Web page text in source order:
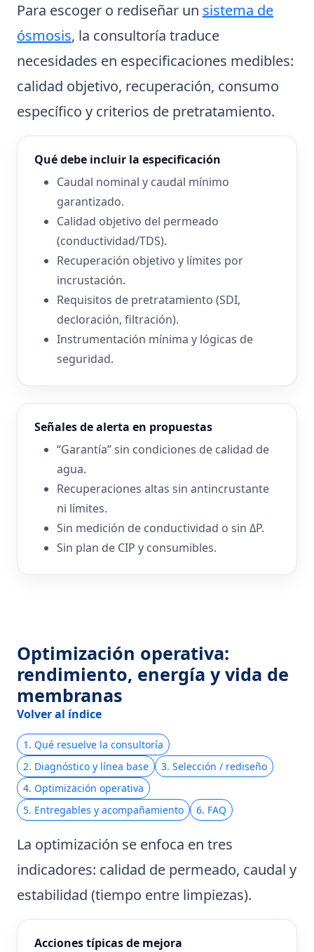
Para escoger o rediseñar un sistema de
ósmosis, la consultoría traduce
necesidades en especificaciones medibles:
calidad objetivo, recuperación, consumo
específico y criterios de pretratamiento.
Qué debe incluir la especificación
Caudal nominal y caudal mínimo
garantizado.
Calidad objetivo del permeado
(conductividad/TDS).
Recuperación objetivo y límites por
incrustación.
Requisitos de pretratamiento (SDI,
decloración, filtración).
Instrumentación mínima y lógicas de
seguridad.
Señales de alerta en propuestas
“Garantía” sin condiciones de calidad de
agua.
Recuperaciones altas sin antincrustante
ni límites.
Sin medición de conductividad o sin ΔP.
Sin plan de CIP y consumibles.
Optimización operativa:
rendimiento, energía y vida de
membranas
Volver al índice
1. Qué resuelve la consultoría
2. Diagnóstico y línea base
3. Selección / rediseño
4. Optimización operativa
5. Entregables y acompañamiento
6. FAQ
La optimización se enfoca en tres
indicadores: calidad de permeado, caudal y
estabilidad (tiempo entre limpiezas).
Acciones típicas de mejora